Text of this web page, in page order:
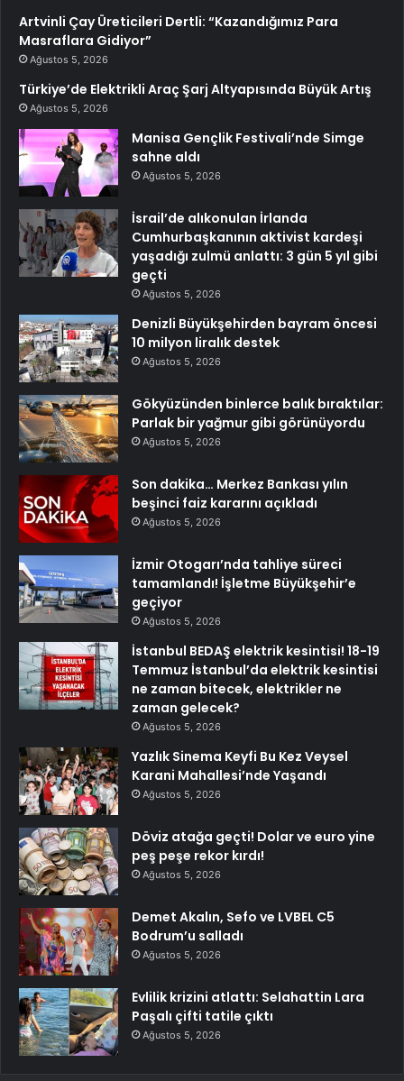
Artvinli Çay Üreticileri Dertli: “Kazandığımız Para
Masraflara Gidiyor”
Ağustos 5, 2026
Türkiye’de Elektrikli Araç Şarj Altyapısında Büyük Artış
Ağustos 5, 2026
Manisa Gençlik Festivali’nde Simge
sahne aldı
Ağustos 5, 2026
İsrail’de alıkonulan İrlanda
Cumhurbaşkanının aktivist kardeşi
yaşadığı zulmü anlattı: 3 gün 5 yıl gibi
geçti
Ağustos 5, 2026
Denizli Büyükşehirden bayram öncesi
10 milyon liralık destek
Ağustos 5, 2026
Gökyüzünden binlerce balık bıraktılar:
Parlak bir yağmur gibi görünüyordu
Ağustos 5, 2026
Son dakika… Merkez Bankası yılın
beşinci faiz kararını açıkladı
Ağustos 5, 2026
İzmir Otogarı’nda tahliye süreci
tamamlandı! İşletme Büyükşehir’e
geçiyor
Ağustos 5, 2026
İstanbul BEDAŞ elektrik kesintisi! 18-19
Temmuz İstanbul’da elektrik kesintisi
ne zaman bitecek, elektrikler ne
zaman gelecek?
Ağustos 5, 2026
Yazlık Sinema Keyfi Bu Kez Veysel
Karani Mahallesi’nde Yaşandı
Ağustos 5, 2026
Döviz atağa geçti! Dolar ve euro yine
peş peşe rekor kırdı!
Ağustos 5, 2026
Demet Akalın, Sefo ve LVBEL C5
Bodrum’u salladı
Ağustos 5, 2026
Evlilik krizini atlattı: Selahattin Lara
Paşalı çifti tatile çıktı
Ağustos 5, 2026